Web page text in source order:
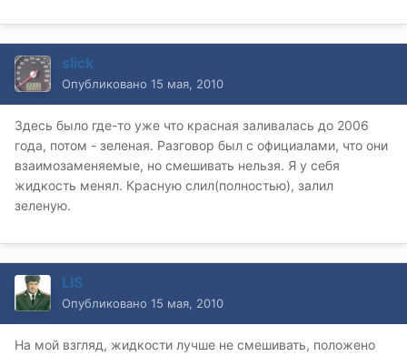
slick
Опубликовано 15 мая, 2010
Здесь было где-то уже что красная заливалась до 2006
года, потом - зеленая. Разговор был с официалами, что они
взаимозаменяемые, но смешивать нельзя. Я у себя
жидкость менял. Красную слил(полностью), залил
зеленую.
LIS
Опубликовано 15 мая, 2010
На мой взгляд, жидкости лучше не смешивать, положено